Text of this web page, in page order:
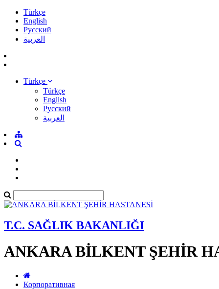
Türkçe
English
Pусский
العربية
Türkçe
Türkçe
English
Pусский
العربية
T.C. SAĞLIK BAKANLIĞI
ANKARA BİLKENT ŞEHİR
Корпоративная